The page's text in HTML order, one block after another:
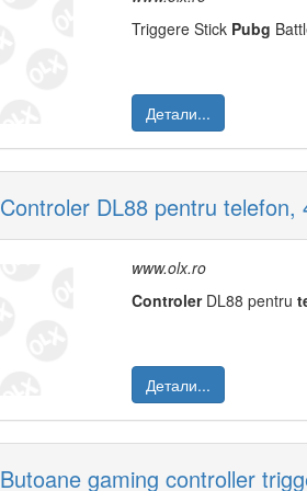
Triggere Stick Pubg
Детали...
Controler DL88 pentru
www.olx.ro
ControlerDL88 pentru
Детали...
Butoane gaming controller